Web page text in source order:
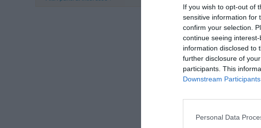
If you wish to opt-out of
sensitive information for
confirm your selection.
continue seeing
information disclosed to
further disclosure of
participants. This
Downstream Participants
Personal Data